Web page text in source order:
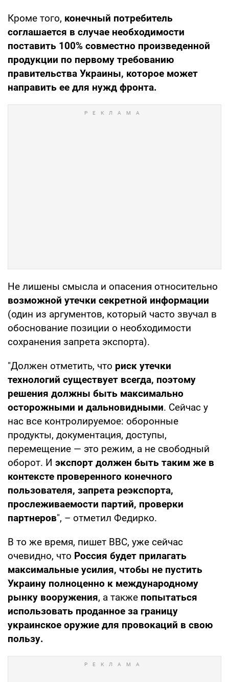
Кроме того, конечный потребитель
соглашается в случае необходимости
поставить 100% совместно произведенной
продукции по первому требованию
правительства Украины, которое может
направить ее для нужд фронта.
Не лишены смысла и опасения относительно
возможной утечки секретной информации
(один из аргументов, который часто звучал в
обоснование позиции о необходимости
сохранения запрета экспорта).
"Должен отметить, что риск утечки
технологий существует всегда, поэтому
решения должны быть максимально
осторожными и дальновидными. Сейчас у
нас все контролируемое: оборонные
продукты, документация, доступы,
перемещение — это режим, а не свободный
оборот. И экспорт должен быть таким же в
контексте проверенного конечного
пользователя, запрета реэкспорта,
прослеживаемости партий, проверки
партнеров", – отметил Федирко.
В то же время, пишет ВВС, уже сейчас
очевидно, что Россия будет прилагать
максимальные усилия, чтобы не пустить
Украину полноценно к международному
рынку вооружения, а также попытаться
использовать проданное за границу
украинское оружие для провокаций в свою
пользу.